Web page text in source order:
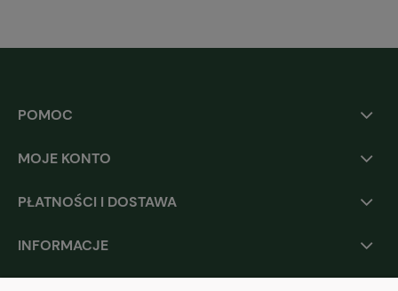
POMOC
MOJE KONTO
PŁATNOŚCI I DOSTAWA
INFORMACJE